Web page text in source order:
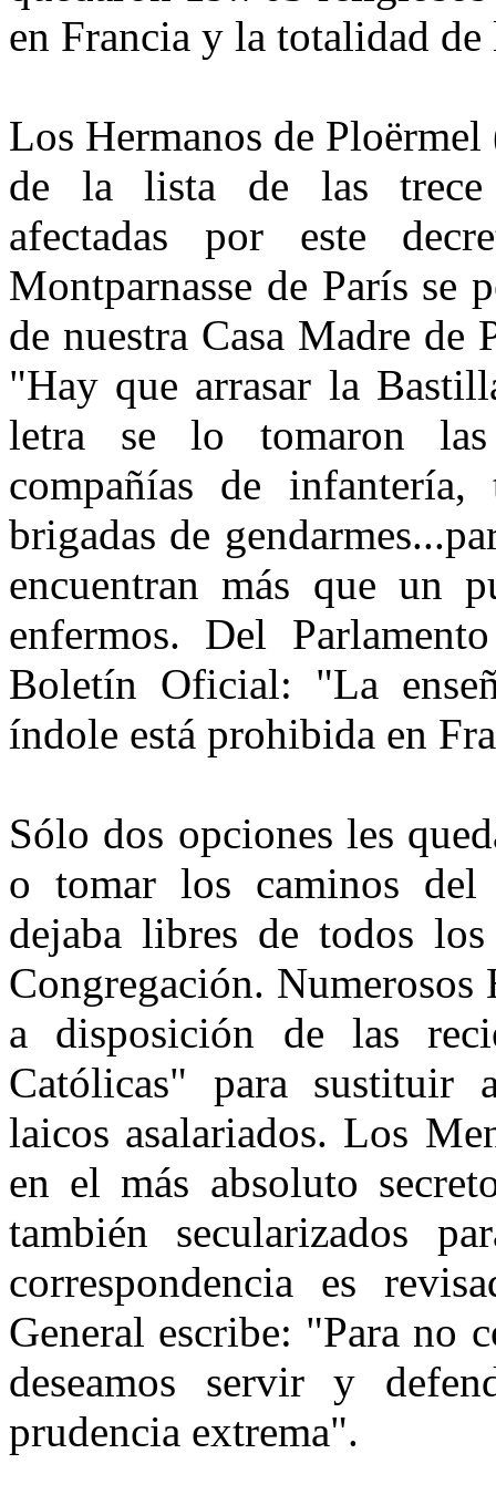
en Francia y la totalidad
Los Hermanos de
de la lista de las trece
afectadas por este
Montparnasse de París se
de nuestra Casa Madre de
"Hay que arrasar la
letra se lo tomaron las
compañías de
brigadas de
encuentran más que un
enfermos. Del
Boletín Oficial: "La
índole está prohibida en
Sólo dos opciones les
o tomar los caminos del
dejaba libres de todos
Congregación. Numerosos
a disposición de las
Católicas" para sustituir
laicos asalariados. Los
en el más absoluto
también secularizados
correspondencia es
General escribe: "Para no
deseamos servir y
prudencia extrema".